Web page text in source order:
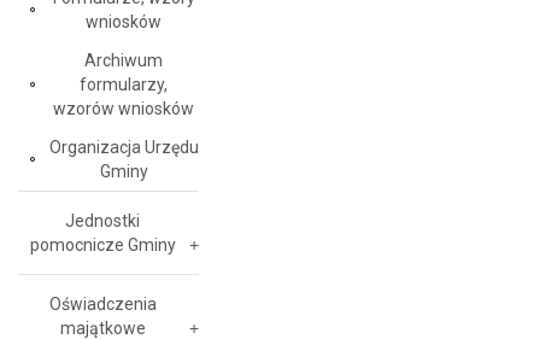
wniosków
Archiwum
formularzy,
wzorów wniosków
Organizacja Urzędu
Gminy
Jednostki
pomocnicze Gminy
Oświadczenia
majątkowe